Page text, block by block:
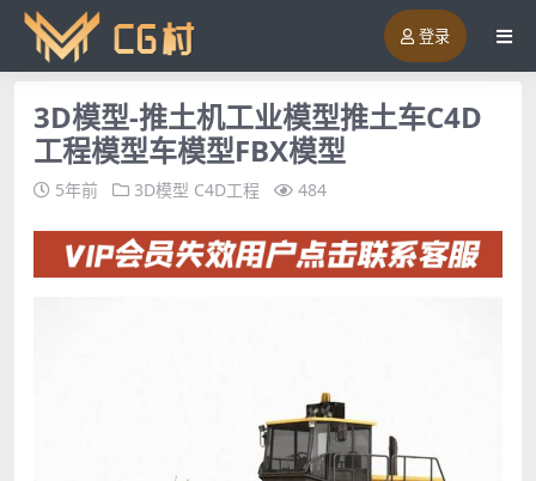
登录
3D模型-推土机工业模型推土车C4D
工程模型车模型FBX模型
5年前 3D模型 C4D工程 484